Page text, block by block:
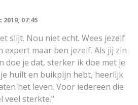
2019, 07:45
slijt. Nou niet echt. Wees jezelf
expert maar ben jezelf. Als jij zin
doe je dat, sterker ik doe met je
huilt en buikpijn hebt, heerlijk
het leven. Voor iedereen die
veel sterkte."